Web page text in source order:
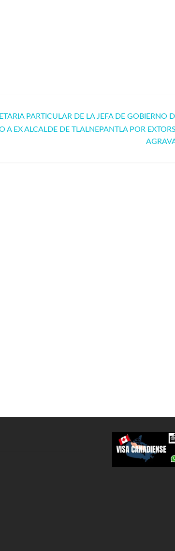
PARTICULAR DE LA JEFA DE GOBIERNO
A EX ALCALDE DE TLALNEPANTLA POR